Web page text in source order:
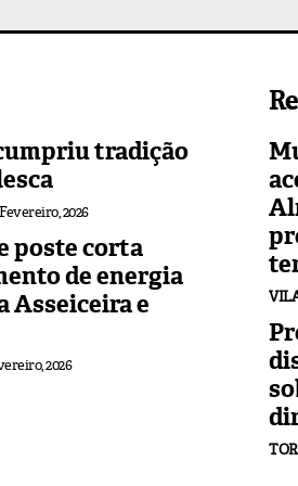
tradição
2026
poste corta
de energia
Asseiceira e
2026